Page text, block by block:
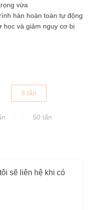
vừa
hàn hoàn toàn tự động
học và giảm nguy cơ bị
ổn định của con đội.
dàng bảo quản hoặc di
8 tấn
50 tấn
sẽ liên hệ khi có